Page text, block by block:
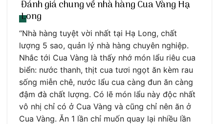
Đánh giá chung về nhà hàng Cua Vàng Hạ
Long
“Nhà hàng tuyệt vời nhất tại Hạ Long, chất
lượng 5 sao, quản lý nhà hàng chuyên nghiệp.
Nhắc tới Cua Vàng là thấy nhớ món lẩu riêu cua
biển: nước thanh, thịt cua tươi ngọt ăn kèm rau
sống miễn chê, nước lẩu cua càng đun ăn càng
đậm đà chất lượng. Có lẽ món lẩu này độc nhất
vô nhị chỉ có ở Cua Vàng và cũng chỉ nên ăn ở
Cua Vàng. Ăn 1 lần chỉ muốn quay lại nhiều lần